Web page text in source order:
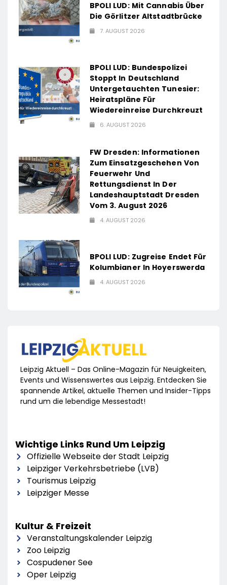
BPOLI LUD: Mit Cannabis Über
Die Görlitzer Altstadtbrücke
7. AUGUST 2026
BPOLI LUD: Bundespolizei
Stoppt In Deutschland
Untergetauchten Tunesier:
Heiratspläne Für
Wiedereinreise Durchkreuzt
6. AUGUST 2026
FW Dresden: Informationen
Zum Einsatzgeschehen Von
Feuerwehr Und
Rettungsdienst In Der
Landeshauptstadt Dresden
Vom 3. August 2026
4. AUGUST 2026
BPOLI LUD: Zugreise Endet Für
Kolumbianer In Hoyerswerda
4. AUGUST 2026
Leipzig Aktuell – Das Online-Magazin für Neuigkeiten,
Events und Wissenswertes aus Leipzig. Entdecken Sie
spannende Artikel, aktuelle Themen und Insider-Tipps
rund um die lebendige Messestadt!
Wichtige Links Rund Um Leipzig
Offizielle Webseite der Stadt Leipzig
Leipziger Verkehrsbetriebe (LVB)
Tourismus Leipzig
Leipziger Messe
Kultur & Freizeit
Veranstaltungskalender Leipzig
Zoo Leipzig
Cospudener See
Oper Leipzig